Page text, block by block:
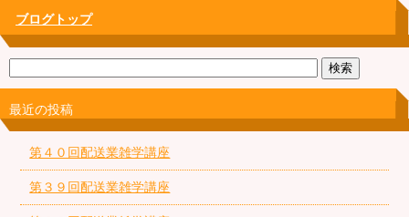
ブログトップ
最近の投稿
第４０回配送業雑学講座
第３９回配送業雑学講座